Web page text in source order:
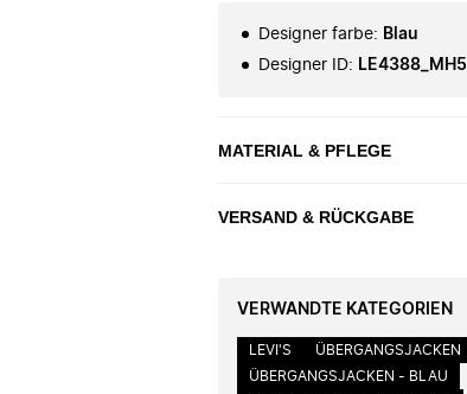
Designer farbe: Blau
Designer ID: LE4388_MH5
MATERIAL & PFLEGE
VERSAND & RÜCKGABE
VERWANDTE KATEGORIEN
LEVI'S
ÜBERGANGSJACKEN
ÜBERGANGSJACKEN - BLAU